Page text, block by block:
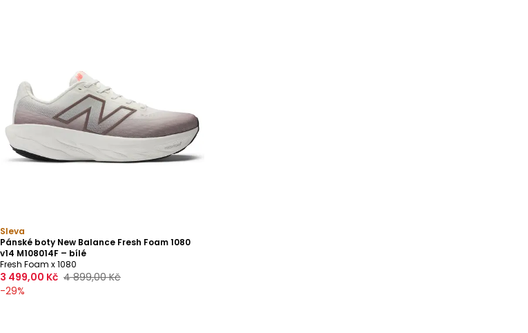
Sleva
Pánské boty New Balance Fresh Foam 1080
v14 M108014F – bílé
Fresh Foam x 1080
3 499,00 Kč 4 899,00 Kč
-29%